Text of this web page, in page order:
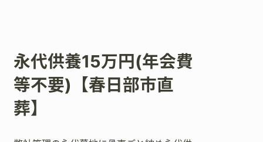
永代供養15万円(年会費
等不要)【春日部市直
葬】